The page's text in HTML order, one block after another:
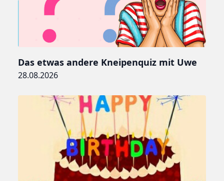
Das etwas andere Kneipenquiz mit Uwe
28.08.2026